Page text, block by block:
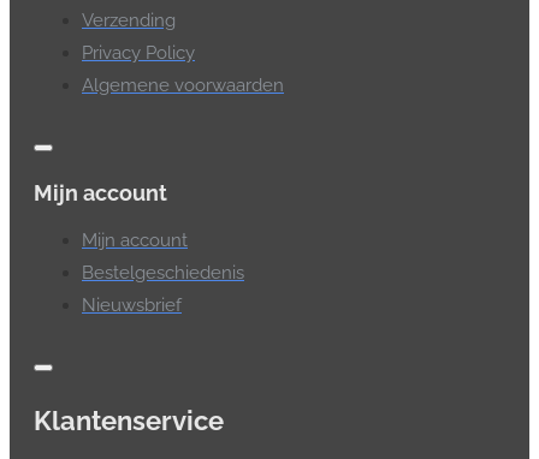
Verzending
Privacy Policy
Algemene voorwaarden
Mijn account
Mijn account
Bestelgeschiedenis
Nieuwsbrief
Klantenservice